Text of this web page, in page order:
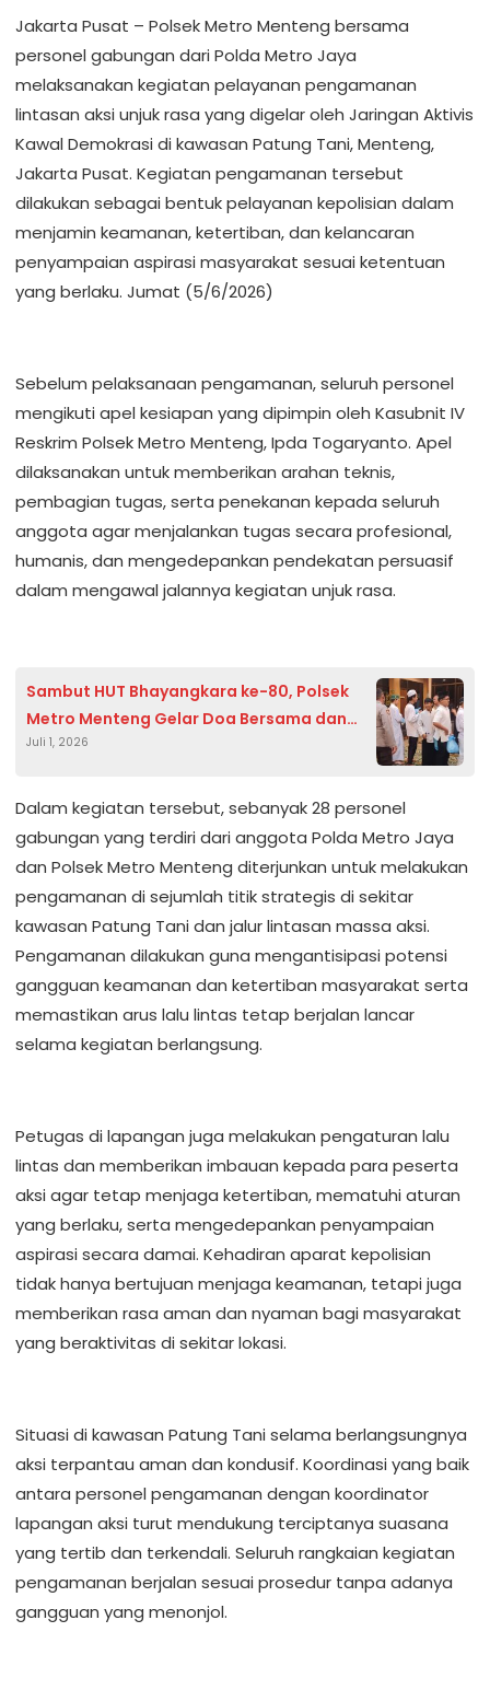
Jakarta Pusat – Polsek Metro Menteng bersama
personel gabungan dari Polda Metro Jaya
melaksanakan kegiatan pelayanan pengamanan
lintasan aksi unjuk rasa yang digelar oleh Jaringan Aktivis
Kawal Demokrasi di kawasan Patung Tani, Menteng,
Jakarta Pusat. Kegiatan pengamanan tersebut
dilakukan sebagai bentuk pelayanan kepolisian dalam
menjamin keamanan, ketertiban, dan kelancaran
penyampaian aspirasi masyarakat sesuai ketentuan
yang berlaku. Jumat (5/6/2026)
Sebelum pelaksanaan pengamanan, seluruh personel
mengikuti apel kesiapan yang dipimpin oleh Kasubnit IV
Reskrim Polsek Metro Menteng, Ipda Togaryanto. Apel
dilaksanakan untuk memberikan arahan teknis,
pembagian tugas, serta penekanan kepada seluruh
anggota agar menjalankan tugas secara profesional,
humanis, dan mengedepankan pendekatan persuasif
dalam mengawal jalannya kegiatan unjuk rasa.
Sambut HUT Bhayangkara ke-80, Polsek
Metro Menteng Gelar Doa Bersama dan
Santuni Anak Yatim
Juli 1, 2026
Dalam kegiatan tersebut, sebanyak 28 personel
gabungan yang terdiri dari anggota Polda Metro Jaya
dan Polsek Metro Menteng diterjunkan untuk melakukan
pengamanan di sejumlah titik strategis di sekitar
kawasan Patung Tani dan jalur lintasan massa aksi.
Pengamanan dilakukan guna mengantisipasi potensi
gangguan keamanan dan ketertiban masyarakat serta
memastikan arus lalu lintas tetap berjalan lancar
selama kegiatan berlangsung.
Petugas di lapangan juga melakukan pengaturan lalu
lintas dan memberikan imbauan kepada para peserta
aksi agar tetap menjaga ketertiban, mematuhi aturan
yang berlaku, serta mengedepankan penyampaian
aspirasi secara damai. Kehadiran aparat kepolisian
tidak hanya bertujuan menjaga keamanan, tetapi juga
memberikan rasa aman dan nyaman bagi masyarakat
yang beraktivitas di sekitar lokasi.
Situasi di kawasan Patung Tani selama berlangsungnya
aksi terpantau aman dan kondusif. Koordinasi yang baik
antara personel pengamanan dengan koordinator
lapangan aksi turut mendukung terciptanya suasana
yang tertib dan terkendali. Seluruh rangkaian kegiatan
pengamanan berjalan sesuai prosedur tanpa adanya
gangguan yang menonjol.